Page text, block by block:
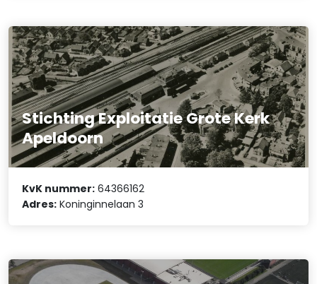
Stichting Exploitatie Grote Kerk
Apeldoorn
KvK nummer: 64366162
Adres: Koninginnelaan 3